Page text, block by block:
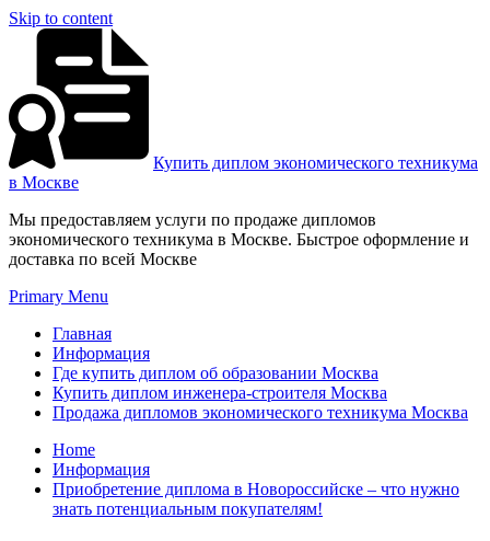
Skip to content
Купить диплом экономического техникума
в Москве
Мы предоставляем услуги по продаже дипломов
экономического техникума в Москве. Быстрое оформление и
доставка по всей Москве
Primary Menu
Главная
Информация
Где купить диплом об образовании Москва
Купить диплом инженера-строителя Москва
Продажа дипломов экономического техникума Москва
Home
Информация
Приобретение диплома в Новороссийске – что нужно
знать потенциальным покупателям!